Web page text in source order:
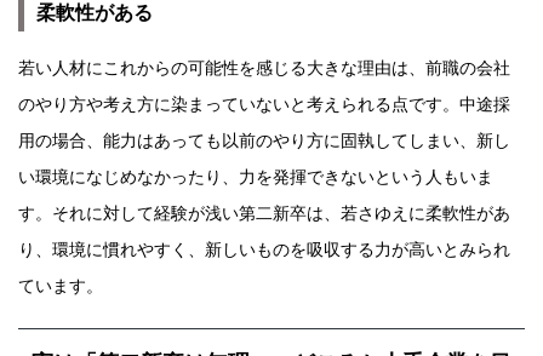
柔軟性がある
若い人材にこれからの可能性を感じる大きな理由は、前職の会社
のやり方や考え方に染まっていないと考えられる点です。中途採
用の場合、能力はあっても以前のやり方に固執してしまい、新し
い環境になじめなかったり、力を発揮できないという人もいま
す。それに対して経験が浅い第二新卒は、若さゆえに柔軟性があ
り、環境に慣れやすく、新しいものを吸収する力が高いとみられ
ています。